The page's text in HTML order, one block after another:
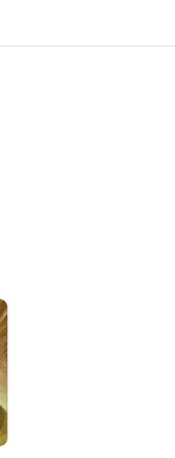
kategoriju omiljeno